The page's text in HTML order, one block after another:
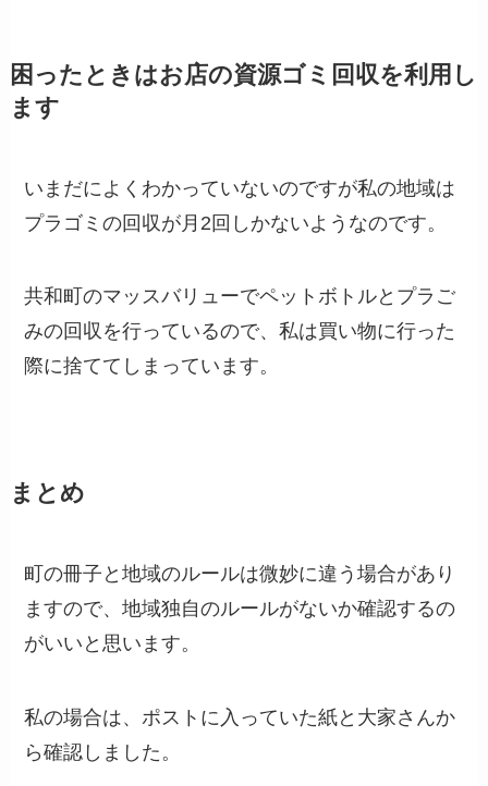
困ったときはお店の資源ゴミ回収を利用し
ます
いまだによくわかっていないのですが私の地域は
プラゴミの回収が月2回しかないようなのです。
共和町のマッスバリューでペットボトルとプラご
みの回収を行っているので、私は買い物に行った
際に捨ててしまっています。
まとめ
町の冊子と地域のルールは微妙に違う場合があり
ますので、地域独自のルールがないか確認するの
がいいと思います。
私の場合は、ポストに入っていた紙と大家さんか
ら確認しました。